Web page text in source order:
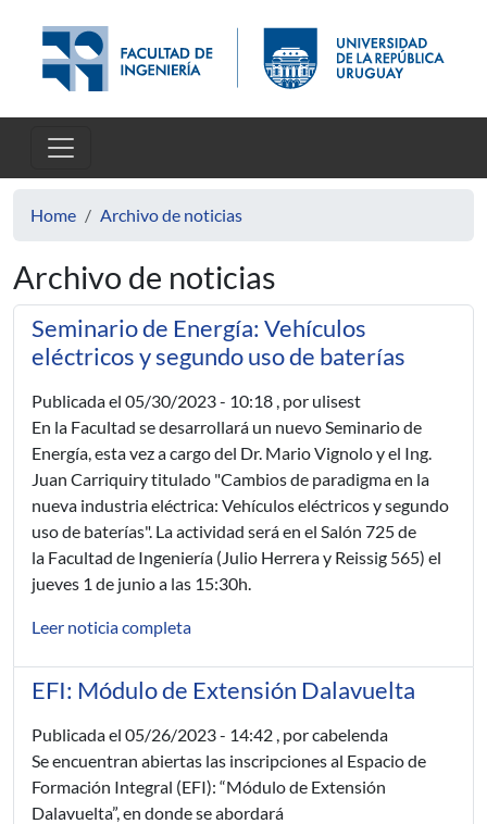
Home Archivo de noticias
Archivo de noticias
Seminario de Energía: Vehículos
eléctricos y segundo uso de baterías
Publicada el 05/30/2023 - 10:18 , por ulisest
En la Facultad se desarrollará un nuevo Seminario de
Energía, esta vez a cargo del Dr. Mario Vignolo y el Ing.
Juan Carriquiry titulado "Cambios de paradigma en la
nueva industria eléctrica: Vehículos eléctricos y segundo
uso de baterías". La actividad será en el Salón 725 de
la Facultad de Ingeniería (Julio Herrera y Reissig 565) el
jueves 1 de junio a las 15:30h.
Leer noticia completa
EFI: Módulo de Extensión Dalavuelta
Publicada el 05/26/2023 - 14:42 , por cabelenda
Se encuentran abiertas las inscripciones al Espacio de
Formación Integral (EFI): “Módulo de Extensión
Dalavuelta”, en donde se abordará